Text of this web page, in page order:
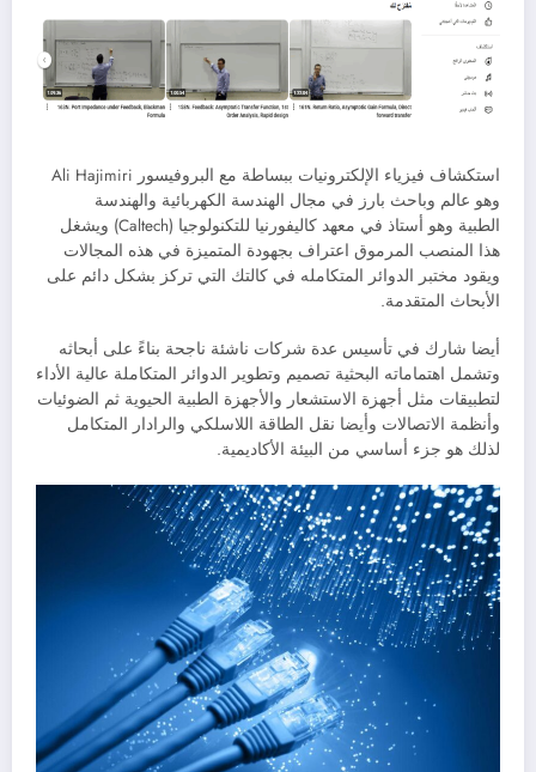
استكشاف فيزياء الإلكترونيات ببساطة مع البروفيسور Ali Hajimiri
وهو عالم وباحث بارز في مجال الهندسة الكهربائية والهندسة
الطبية وهو أستاذ في معهد كاليفورنيا للتكنولوجيا (Caltech) ويشغل
هذا المنصب المرموق اعتراف بجهودة المتميزة في هذه المجالات
ويقود مختبر الدوائر المتكامله في كالتك التي تركز بشكل دائم على
الأبحاث المتقدمة.
أيضا شارك في تأسيس عدة شركات ناشئة ناجحة بناءً على أبحاثه
وتشمل اهتماماته البحثية تصميم وتطوير الدوائر المتكاملة عالية الأداء
لتطبيقات مثل أجهزة الاستشعار والأجهزة الطبية الحيوية ثم الضوئيات
وأنظمة الاتصالات وأيضا نقل الطاقة اللاسلكي والرادار المتكامل
لذلك هو جزء أساسي من البيئة الأكاديمية.